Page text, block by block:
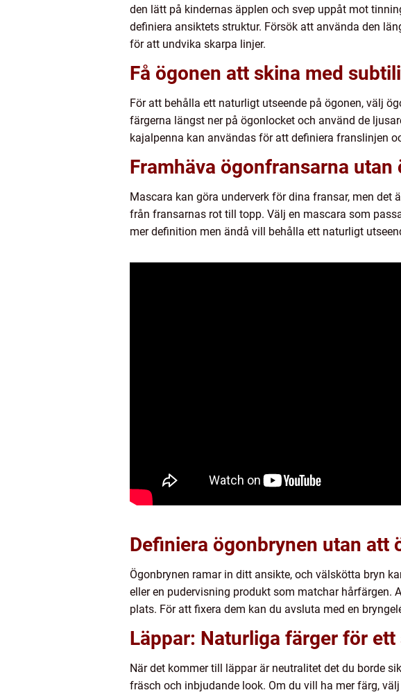
den lätt på kindernas äpplen och svep uppåt mot
definiera ansiktets struktur. Försök att använda den
för att undvika skarpa linjer.
Få ögonen att skina med
För att behålla ett naturligt utseende på ögonen, välj
färgerna längst ner på ögonlocket och använd de
kajalpenna kan användas för att definiera franslinjen
Framhäva ögonfransarna utan
Mascara kan göra underverk för dina fransar, men
från fransarnas rot till topp. Välj en mascara som
mer definition men ändå vill behålla ett naturligt
Definiera ögonbrynen utan att
Ögonbrynen ramar in ditt ansikte, och välskötta bryn
eller en pudervisning produkt som matchar hårfärgen.
plats. För att fixera dem kan du avsluta med en
Läppar: Naturliga färger för
När det kommer till läppar är neutralitet det du borde
fräsch och inbjudande look. Om du vill ha mer färg,